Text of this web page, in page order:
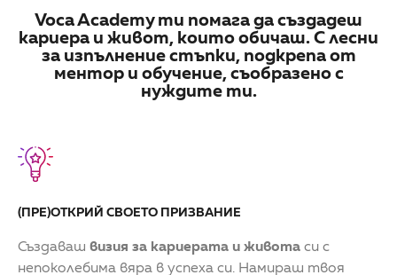
Voca Academy ти помага да създадеш
кариера и живот, които обичаш. С лесни
за изпълнение стъпки, подкрепа от
ментор и обучение, съобразено с
нуждите ти.
(ПРЕ)ОТКРИЙ СВОЕТО ПРИЗВАНИЕ
Създаваш визия за кариерата и живота си с
непоколебима вяра в успеха си. Намираш твоя